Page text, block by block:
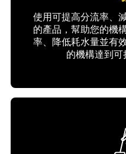
使用可提高分流率、
的產品，幫助您的機
率、降低耗水量並有
的機構達到可